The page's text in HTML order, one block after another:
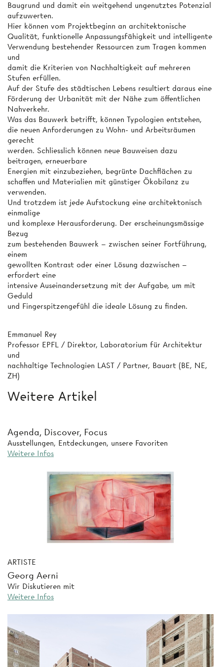
Baugrund und damit ein weitgehend ungenutztes Potenzial
aufzuwerten.
Hier können vom Projektbeginn an architektonische
Qualität, funktionelle Anpassungsfähigkeit und intelligente
Verwendung bestehender Ressourcen zum Tragen kommen
und
damit die Kriterien von Nachhaltigkeit auf mehreren
Stufen erfüllen.
Auf der Stufe des städtischen Lebens resultiert daraus eine
Förderung der Urbanität mit der Nähe zum öffentlichen
Nahverkehr.
Was das Bauwerk betrifft, können Typologien entstehen,
die neuen Anforderungen zu Wohn- und Arbeitsräumen
gerecht
werden. Schliesslich können neue Bauweisen dazu
beitragen, erneuerbare
Energien mit einzubeziehen, begrünte Dachflächen zu
schaffen und Materialien mit günstiger Ökobilanz zu
verwenden.
Und trotzdem ist jede Aufstockung eine architektonisch
einmalige
und komplexe Herausforderung. Der erscheinungsmässige
Bezug
zum bestehenden Bauwerk – zwischen seiner Fortführung,
einem
gewollten Kontrast oder einer Lösung dazwischen –
erfordert eine
intensive Auseinandersetzung mit der Aufgabe, um mit
Geduld
und Fingerspitzengefühl die ideale Lösung zu finden.
Emmanuel Rey
Professor EPFL / Direktor, Laboratorium für Architektur
und
nachhaltige Technologien LAST / Partner, Bauart (BE, NE,
ZH)
Weitere Artikel
Agenda, Discover, Focus
Ausstellungen, Entdeckungen, unsere Favoriten
Weitere Infos
ARTISTE
Georg Aerni
Wir Diskutieren mit
Weitere Infos